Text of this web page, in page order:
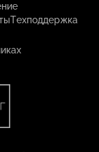
Техподдержка